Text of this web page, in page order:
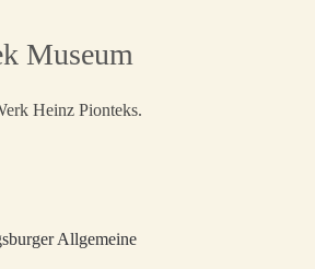
Museum
Heinz Pionteks.
Allgemeine